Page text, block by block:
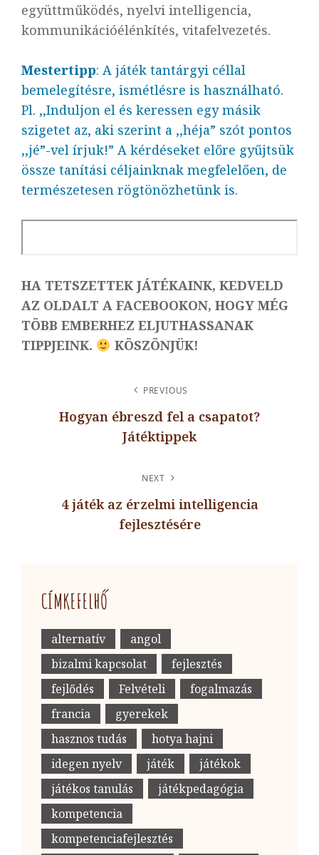
együttműködés, nyelvi intelligencia,
kommunikációélénkítés, vitafelvezetés.
Mestertipp: A játék tantárgyi céllal
bemelegítésre, ismétlésre is használható.
Pl. ,,Induljon el és keressen egy másik
szigetet az, aki szerint a ,,héja” szót pontos
,,jé”-vel írjuk!” A kérdéseket előre gyűjtsük
össze tanítási céljainknak megfelelően, de
természetesen rögtönözhetünk is.
HA TETSZETTEK JÁTÉKAINK, KEDVELD
AZ OLDALT A FACEBOOKON, HOGY MÉG
TÖBB EMBERHEZ ELJUTHASSANAK
TIPPJEINK.
KÖSZÖNJÜK!
NAVIGÁCIÓ
PREVIOUS
Hogyan ébreszd fel a csapatot?
Játéktippek
NEXT
4 játék az érzelmi intelligencia
fejlesztésére
CÍMKEFELHŐ
alternatív
angol
bizalmi kapcsolat
fejlesztés
fejlődés
Felvételi
fogalmazás
francia
gyerekek
hasznos tudás
hotya hajni
idegen nyelv
játék
játékok
játékos tanulás
játékpedagógia
kompetencia
kompetenciafejlesztés